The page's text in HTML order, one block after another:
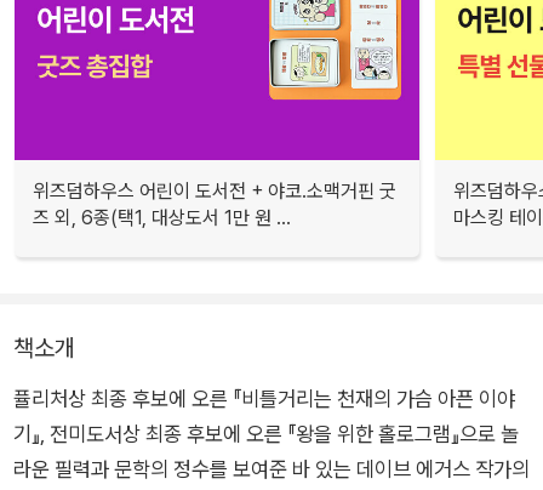
위즈덤하우스 어린이 도서전 + 야코.소맥거핀 굿
즈 외, 6종(택1, 대상도서 1만 원 ...
위즈덤하
마스킹 테
책소개
퓰리처상 최종 후보에 오른 『비틀거리는 천재의 가슴 아픈 이야
기』, 전미도서상 최종 후보에 오른 『왕을 위한 홀로그램』으로 놀
라운 필력과 문학의 정수를 보여준 바 있는 데이브 에거스 작가의